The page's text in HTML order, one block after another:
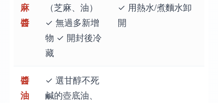
麻
醬
（芝麻、油）
✓ 無過多新增
物 ✓ 開封後冷
藏
✓ 用熱水/煮麵水卸
開
醬
油
✓ 選甘醇不死
鹹的壺底油、